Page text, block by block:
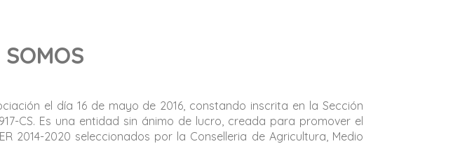
el día 16 de mayo de 2016, constando inscrita en la Sección
CS. Es una entidad sin ánimo de lucro, creada para promover el
2014-2020 seleccionados por la Conselleria de Agricultura, Medio